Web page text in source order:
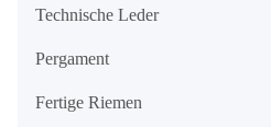
Technische Leder
Pergament
Fertige Riemen